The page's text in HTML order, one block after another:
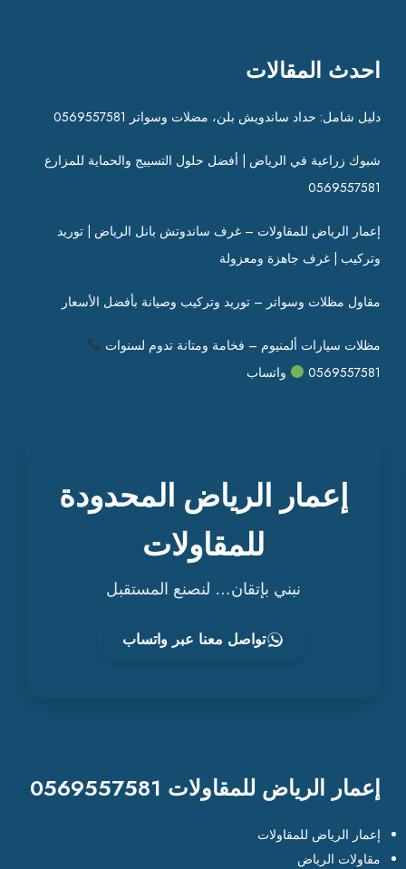
احدث المقالات
دليل شامل: حداد ساندويش بلن، مضلات وسواتر 0569557581
شبوك زراعية في الرياض | أفضل حلول التسييج والحماية للمزارع
0569557581
إعمار الرياض للمقاولات – غرف ساندوتش بانل الرياض | توريد
وتركيب | غرف جاهزة ومعزولة
مقاول مظلات وسواتر – توريد وتركيب وصيانة بأفضل الأسعار
مظلات سيارات ألمنيوم – فخامة ومتانة تدوم لسنوات
0569557581
واتساب
إعمار الرياض المحدودة
للمقاولات
نبني بإتقان… لنصنع المستقبل
تواصل معنا عبر واتساب
إعمار الرياض للمقاولات 0569557581
إعمار الرياض للمقاولات
مقاولات الرياض